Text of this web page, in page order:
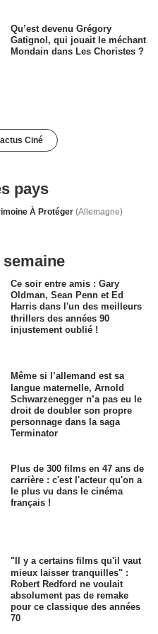
Qu’est devenu Grégory
Gatignol, qui jouait le méchant
Mondain dans Les Choristes ?
Ciné
pays
À Protéger (Allemagne)
Ce soir entre amis : Gary
Oldman, Sean Penn et Ed
Harris dans l'un des meilleurs
thrillers des années 90
injustement oublié !
Même si l’allemand est sa
langue maternelle, Arnold
Schwarzenegger n’a pas eu le
droit de doubler son propre
personnage dans la saga
Terminator
Plus de 300 films en 47 ans de
carrière : c'est l'acteur qu'on a
le plus vu dans le cinéma
français !
"Il y a certains films qu'il vaut
mieux laisser tranquilles" :
Robert Redford ne voulait
absolument pas de remake
pour ce classique des années
70